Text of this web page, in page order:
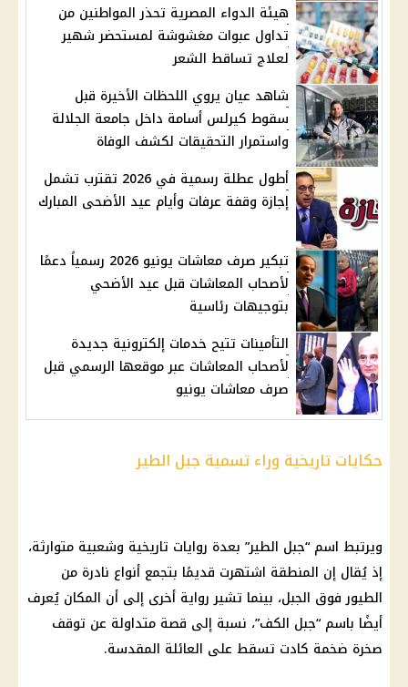
هيئة الدواء المصرية تحذر المواطنين من
تداول عبوات مغشوشة لمستحضر شهير
لعلاج تساقط الشعر
شاهد عيان يروي اللحظات الأخيرة قبل
سقوط كيرلس أسامة داخل جامعة الجلالة
واستمرار التحقيقات لكشف الوفاة
أطول عطلة رسمية في 2026 تقترب تشمل
إجازة وقفة عرفات وأيام عيد الأضحى المبارك
تبكير صرف معاشات يونيو 2026 رسمياً دعمًا
لأصحاب المعاشات قبل عيد الأضحي
بتوجيهات رئاسية
التأمينات تتيح خدمات إلكترونية جديدة
لأصحاب المعاشات عبر موقعها الرسمي قبل
صرف معاشات يونيو
حكايات تاريخية وراء تسمية جبل الطير
ويرتبط اسم “جبل الطير” بعدة روايات تاريخية وشعبية متوارثة،
إذ يُقال إن المنطقة اشتهرت قديمًا بتجمع أنواع نادرة من
الطيور فوق الجبل، بينما تشير رواية أخرى إلى أن المكان يُعرف
أيضًا باسم “جبل الكف”، نسبة إلى قصة متداولة عن توقف
صخرة ضخمة كادت تسقط على العائلة المقدسة.